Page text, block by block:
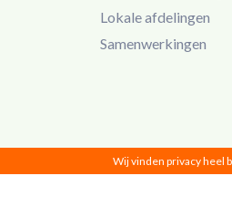
Lokale afdelingen
Samenwerkingen
Wij vinden privacy heel